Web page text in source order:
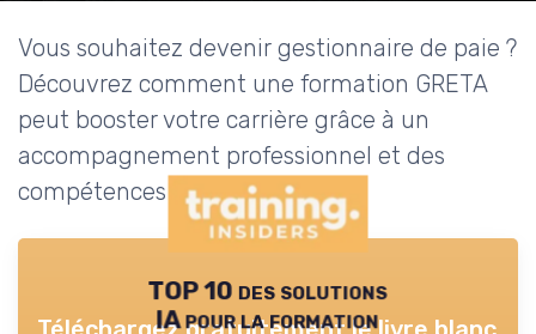
Vous souhaitez devenir gestionnaire de paie ?
Découvrez comment une formation GRETA
peut booster votre carrière grâce à un
accompagnement professionnel et des
compétences recherchées.
TOP 10 des solutions
IA pour la formation